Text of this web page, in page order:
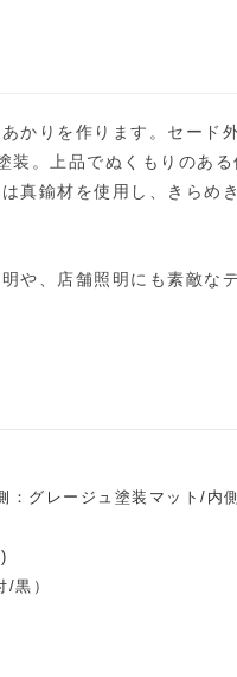
かりを作ります。セード
。上品でぬくもりのある
真鍮材を使用し、きらめ
や、店舗照明にも素敵な
グレージュ塗装マット/内
黒）